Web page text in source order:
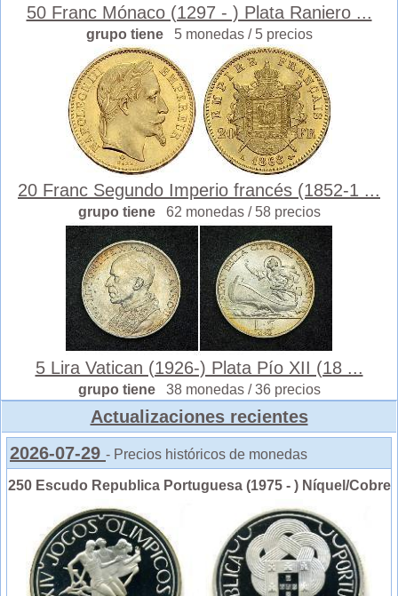
50 Franc Mónaco (1297 - ) Plata Raniero ...
grupo tiene 5 monedas / 5 precios
20 Franc Segundo Imperio francés (1852-1 ...
grupo tiene 62 monedas / 58 precios
5 Lira Vatican (1926-) Plata Pío XII (18 ...
grupo tiene 38 monedas / 36 precios
Actualizaciones recientes
2026-07-29 - Precios históricos de monedas
250 Escudo Republica Portuguesa (1975 - ) Níquel/Cobre